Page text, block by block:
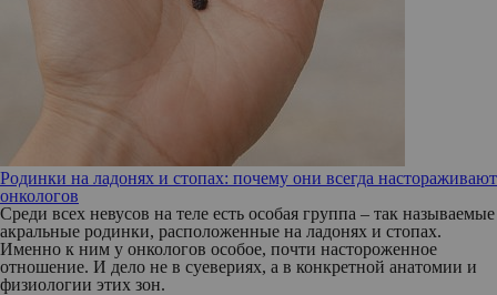
Родинки на ладонях и стопах: почему они всегда настораживают
онкологов
Среди всех невусов на теле есть особая группа – так называемые
акральные родинки, расположенные на ладонях и стопах.
Именно к ним у онкологов особое, почти настороженное
отношение. И дело не в суевериях, а в конкретной анатомии и
физиологии этих зон.